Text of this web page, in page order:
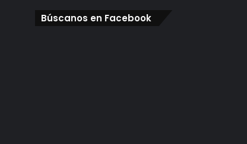
Búscanos en Facebook